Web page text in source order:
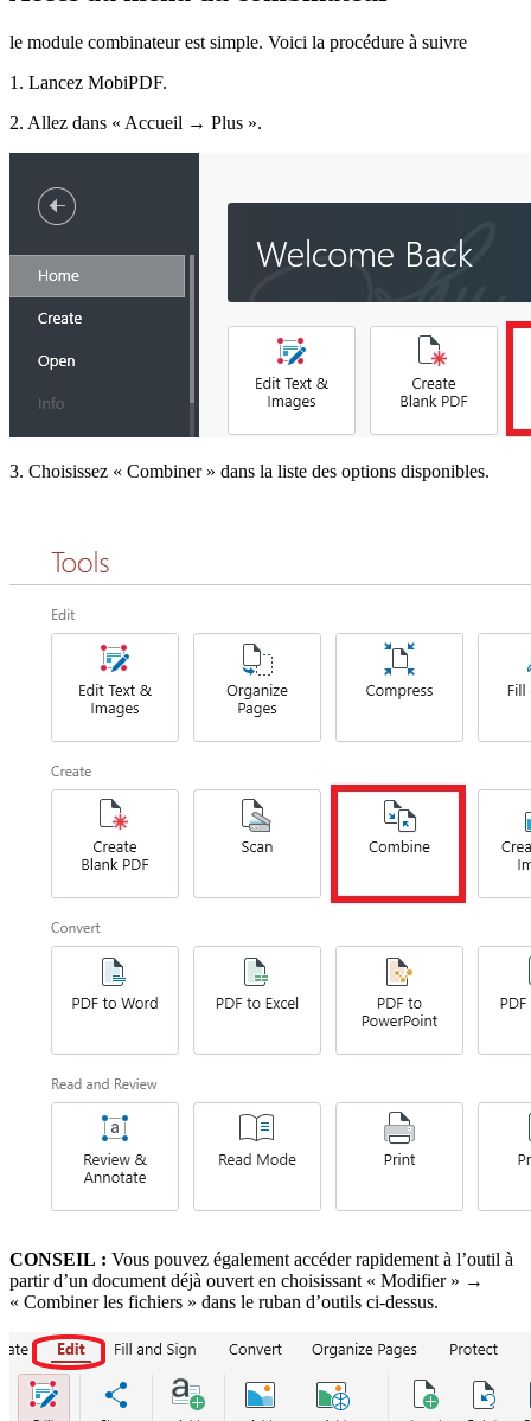
le module combinateur est simple. Voici la procédure à suivre
1. Lancez MobiPDF.
2. Allez dans « Accueil → Plus ».
3. Choisissez « Combiner » dans la liste des options disponibles.
CONSEIL : Vous pouvez également accéder rapidement à l’outil à
partir d’un document déjà ouvert en choisissant « Modifier » →
« Combiner les fichiers » dans le ruban d’outils ci-dessus.